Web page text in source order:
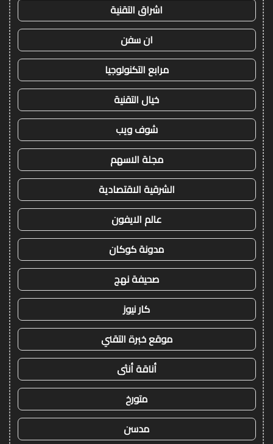
اشراق التقنية
ان سفن
مرابع التكنولوجيا
خيال التقنية
شوف ويب
مجلة الاسهم
الشرقية الاقتصادية
عالم الايفون
مدونة كوكان
صحيفة نهج
كار نيوز
موقع خبرة التقني
أناقة أنثى
متورخ
مدسن